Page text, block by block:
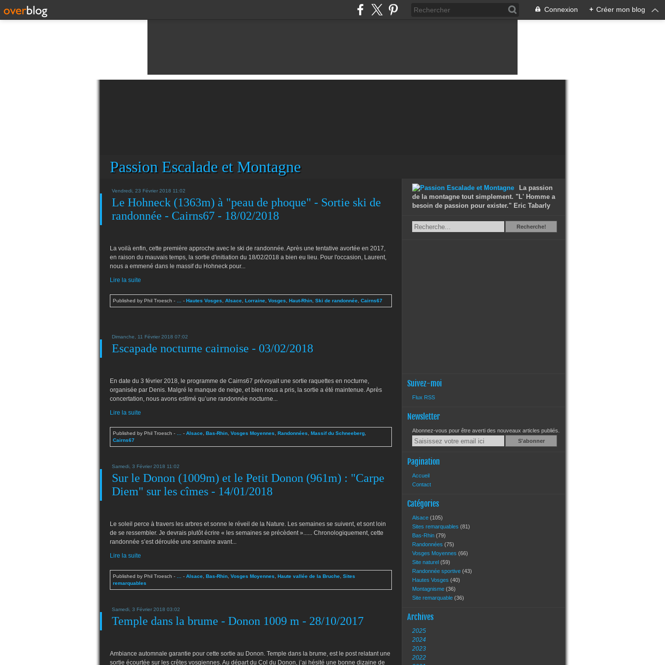
Connexion + Créer mon blog
Passion Escalade et Montagne
Vendredi, 23 Février 2018 11:02
Le Hohneck (1363m) à "peau de phoque" - Sortie ski de
randonnée - Cairns67 - 18/02/2018
La voilà enfin, cette première approche avec le ski de randonnée. Après une tentative avortée en 2017,
en raison du mauvais temps, la sortie d'initiation du 18/02/2018 a bien eu lieu. Pour l'occasion, Laurent,
nous a emmené dans le massif du Hohneck pour...
Lire la suite
Published by Phil Troesch - - Hautes Vosges Alsace Lorraine Vosges Haut-Rhin Ski de randonnée Cairns67
Dimanche, 11 Février 2018 07:02
Escapade nocturne cairnoise - 03/02/2018
En date du 3 février 2018, le programme de Cairns67 prévoyait une sortie raquettes en nocturne,
organisée par Denis. Malgré le manque de neige, et bien nous a pris, la sortie a été maintenue. Après
concertation, nous avons estimé qu’une randonnée nocturne...
Lire la suite
Published by Phil Troesch - - Alsace Bas-Rhin Vosges Moyennes Randonnées Massif du Schneeberg
Cairns67
Samedi, 3 Février 2018 11:02
Sur le Donon (1009m) et le Petit Donon (961m) : "Carpe
Diem" sur les cîmes - 14/01/2018
Le soleil perce à travers les arbres et sonne le réveil de la Nature. Les semaines se suivent, et sont loin
de se ressembler. Je devrais plutôt écrire « les semaines se précèdent »...... Chronologiquement, cette
randonnée s’est déroulée une semaine avant...
Lire la suite
Published by Phil Troesch - - Alsace Bas-Rhin Vosges Moyennes Haute vallée de la Bruche Sites
remarquables
Samedi, 3 Février 2018 03:02
Temple dans la brume - Donon 1009 m - 28/10/2017
Ambiance automnale garantie pour cette sortie au Donon. Temple dans la brume, est le post relatant une
sortie écourtée sur les crêtes vosgiennes. Au départ du Col du Donon, j’ai hésité une bonne dizaine de
La passion
de la montagne tout simplement. "L' Homme a
besoin de passion pour exister." Eric Tabarly
RechercheRecherche!
Suivez-moi
Flux RSS
Newsletter
Abonnez-vous pour être averti des nouveaux articles publiés.
Email
Pagination
Accueil
Contact
Catégories
Alsace (105)
Sites remarquables (81)
Bas-Rhin (79)
Randonnées (75)
Vosges Moyennes (66)
Site naturel (59)
Randonnée sportive (43)
Hautes Vosges (40)
Montagnisme (36)
Site remarquable (36)
Archives
2025
2024
2023
2022